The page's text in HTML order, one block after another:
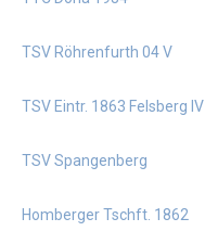
TSV Röhrenfurth 04 V
TSV Eintr. 1863 Felsberg IV
TSV Spangenberg
Homberger Tschft. 1862